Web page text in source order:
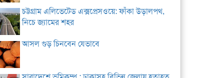
চট্টগ্রাম এলিভেটেড এক্সপ্রেসওয়ে: ফাঁকা উড়ালপথ,
নিচে জ্যামের শহর
আসল গুড় চিনবেন যেভাবে